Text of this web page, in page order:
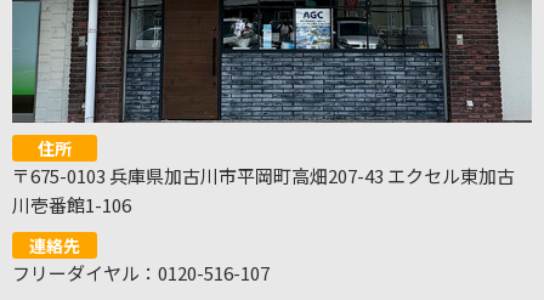
住所
〒675-0103 兵庫県加古川市平岡町高畑207-43 エクセル東加古
川壱番館1-106
連絡先
フリーダイヤル：0120-516-107